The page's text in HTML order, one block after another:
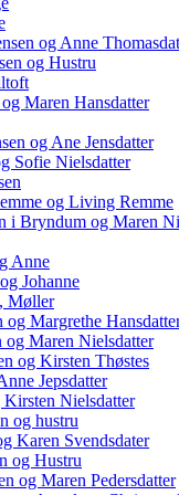
og Anne
og Hustru
Maren Hansdatter
og Ane Jensdatter
Sofie Nielsdatter
og Living Remme
i Bryndum og Maren
Anne
Johanne
Møller
og Margrethe
og Maren Nielsdatter
og Kirsten Thøstes
Jepsdatter
Nielsdatter
og hustru
Karen Svendsdater
og Hustru
og Maren Pedersdatter